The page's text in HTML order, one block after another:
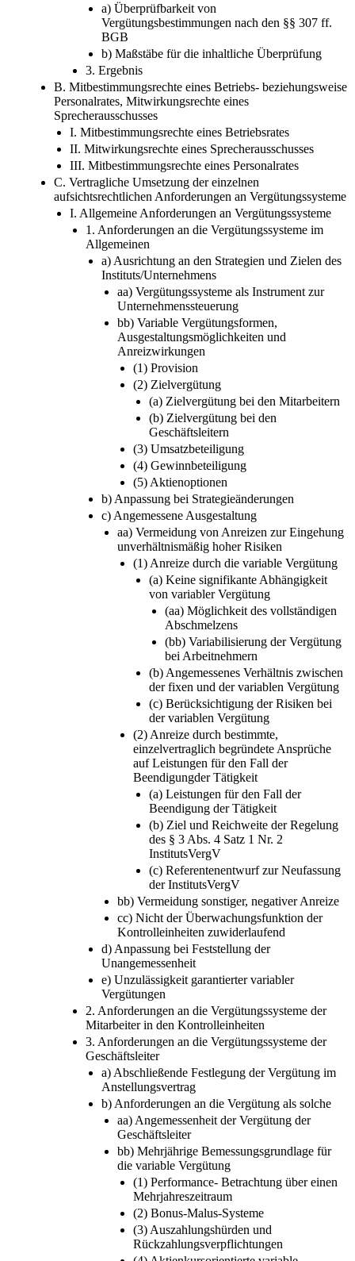
a) Überprüfbarkeit von
Vergütungsbestimmungen nach den §§ 307 ff.
BGB
b) Maßstäbe für die inhaltliche Überprüfung
3. Ergebnis
B. Mitbestimmungsrechte eines Betriebs- beziehungsweise
Personalrates, Mitwirkungsrechte eines
Sprecherausschusses
I. Mitbestimmungsrechte eines Betriebsrates
II. Mitwirkungsrechte eines Sprecherausschusses
III. Mitbestimmungsrechte eines Personalrates
C. Vertragliche Umsetzung der einzelnen
aufsichtsrechtlichen Anforderungen an Vergütungssysteme
I. Allgemeine Anforderungen an Vergütungssysteme
1. Anforderungen an die Vergütungssysteme im
Allgemeinen
a) Ausrichtung an den Strategien und Zielen des
Instituts/Unternehmens
aa) Vergütungssysteme als Instrument zur
Unternehmenssteuerung
bb) Variable Vergütungsformen,
Ausgestaltungsmöglichkeiten und
Anreizwirkungen
(1) Provision
(2) Zielvergütung
(a) Zielvergütung bei den Mitarbeitern
(b) Zielvergütung bei den
Geschäftsleitern
(3) Umsatzbeteiligung
(4) Gewinnbeteiligung
(5) Aktienoptionen
b) Anpassung bei Strategieänderungen
c) Angemessene Ausgestaltung
aa) Vermeidung von Anreizen zur Eingehung
unverhältnismäßig hoher Risiken
(1) Anreize durch die variable Vergütung
(a) Keine signifikante Abhängigkeit
von variabler Vergütung
(aa) Möglichkeit des vollständigen
Abschmelzens
(bb) Variabilisierung der Vergütung
bei Arbeitnehmern
(b) Angemessenes Verhältnis zwischen
der fixen und der variablen Vergütung
(c) Berücksichtigung der Risiken bei
der variablen Vergütung
(2) Anreize durch bestimmte,
einzelvertraglich begründete Ansprüche
auf Leistungen für den Fall der
Beendigungder Tätigkeit
(a) Leistungen für den Fall der
Beendigung der Tätigkeit
(b) Ziel und Reichweite der Regelung
des § 3 Abs. 4 Satz 1 Nr. 2
InstitutsVergV
(c) Referentenentwurf zur Neufassung
der InstitutsVergV
bb) Vermeidung sonstiger, negativer Anreize
cc) Nicht der Überwachungsfunktion der
Kontrolleinheiten zuwiderlaufend
d) Anpassung bei Feststellung der
Unangemessenheit
e) Unzulässigkeit garantierter variabler
Vergütungen
2. Anforderungen an die Vergütungssysteme der
Mitarbeiter in den Kontrolleinheiten
3. Anforderungen an die Vergütungssysteme der
Geschäftsleiter
a) Abschließende Festlegung der Vergütung im
Anstellungsvertrag
b) Anforderungen an die Vergütung als solche
aa) Angemessenheit der Vergütung der
Geschäftsleiter
bb) Mehrjährige Bemessungsgrundlage für
die variable Vergütung
(1) Performance- Betrachtung über einen
Mehrjahreszeitraum
(2) Bonus-Malus-Systeme
(3) Auszahlungshürden und
Rückzahlungsverpflichtungen